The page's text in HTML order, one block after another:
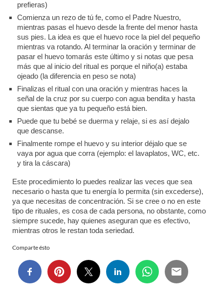
prefieras)
Comienza un rezo de tú fe, como el Padre Nuestro,
mientras pasas el huevo desde la frente del menor hasta
sus pies. La idea es que el huevo roce la piel del pequeño
mientras va rotando. Al terminar la oración y terminar de
pasar el huevo tomarás este último y si notas que pesa
más que al inicio del ritual es porque el niño(a) estaba
ojeado (la diferencia en peso se nota)
Finalizas el ritual con una oración y mientras haces la
señal de la cruz por su cuerpo con agua bendita y hasta
que sientas que ya tu pequeño está bien.
Puede que tu bebé se duerma y relaje, si es así dejalo
que descanse.
Finalmente rompe el huevo y su interior déjalo que se
vaya por agua que corra (ejemplo: el lavaplatos, WC, etc.
y tira la cáscara)
Este procedimiento lo puedes realizar las veces que sea
necesario o hasta que tu energía lo permita (sin excederse),
ya que necesitas de concentración. Si se cree o no en este
tipo de rituales, es cosa de cada persona, no obstante, como
siempre sucede, hay quienes aseguran que es efectivo,
mientras otros le restan toda seriedad.
Comparte ésto